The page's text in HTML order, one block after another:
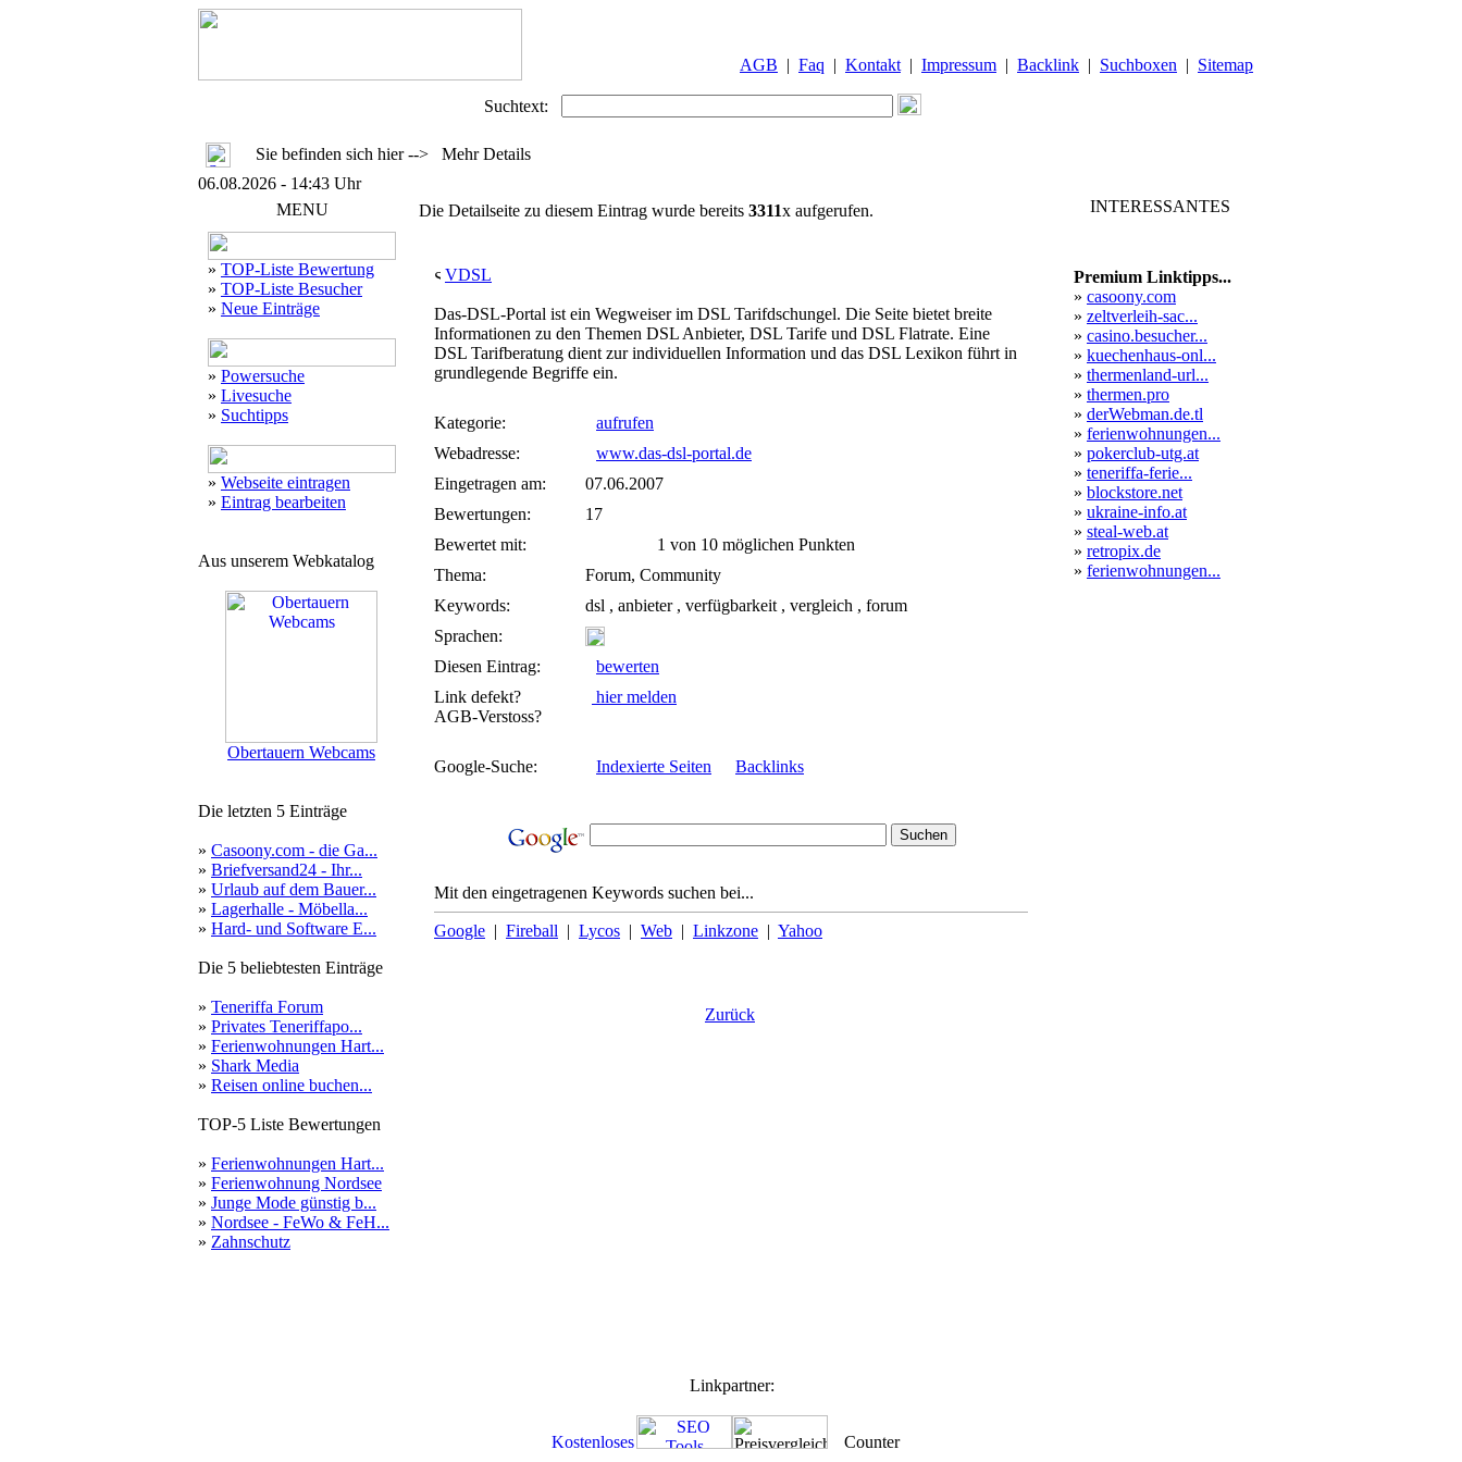
AGB | Faq | Kontakt | Impressum | Backlink | Suchboxen | Sitemap
Suchtext:
Sie befinden sich hier --> Mehr Details
06.08.2026 - 14:43 Uhr
MENU
» TOP-Liste Bewertung
» TOP-Liste Besucher
» Neue Einträge
» Powersuche
» Livesuche
» Suchtipps
» Webseite eintragen
» Eintrag bearbeiten
Aus unserem Webkatalog
Obertauern Webcams
Die letzten 5 Einträge
» Casoony.com - die Ga...
» Briefversand24 - Ihr...
» Urlaub auf dem Bauer...
» Lagerhalle - Möbella...
» Hard- und Software E...
Die 5 beliebtesten Einträge
» Teneriffa Forum
» Privates Teneriffapo...
» Ferienwohnungen Hart...
» Shark Media
» Reisen online buchen...
TOP-5 Liste Bewertungen
» Ferienwohnungen Hart...
» Ferienwohnung Nordsee
» Junge Mode günstig b...
» Nordsee - FeWo & FeH...
» Zahnschutz
Die Detailseite zu diesem Eintrag wurde bereits 3311x aufgerufen.
VDSL
Das-DSL-Portal ist ein Wegweiser im DSL Tarifdschungel. Die Seite bietet breite
Informationen zu den Themen DSL Anbieter, DSL Tarife und DSL Flatrate. Eine
DSL Tarifberatung dient zur individuellen Information und das DSL Lexikon führt in
grundlegende Begriffe ein.
Kategorie:
aufrufen
Webadresse:
www.das-dsl-portal.de
Eingetragen am:
07.06.2007
Bewertungen:
17
Bewertet mit:
1 von 10 möglichen Punkten
Thema:
Forum, Community
Keywords:
dsl , anbieter , verfügbarkeit , vergleich , forum
Sprachen:
Diesen Eintrag:
bewerten
Link defekt?
AGB-Verstoss?
hier melden
Google-Suche: Indexierte Seiten Backlinks
Mit den eingetragenen Keywords suchen bei...
Google | Fireball | Lycos | Web | Linkzone | Yahoo
Zurück
INTERESSANTES
Premium Linktipps...
» casoony.com
» zeltverleih-sac...
» casino.besucher...
» kuechenhaus-onl...
» thermenland-url...
» thermen.pro
» derWebman.de.tl
» ferienwohnungen...
» pokerclub-utg.at
» teneriffa-ferie...
» blockstore.net
» ukraine-info.at
» steal-web.at
» retropix.de
» ferienwohnungen...
Linkpartner: